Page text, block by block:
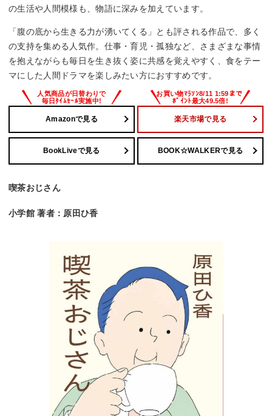
の生活や人間模様も、物語に深みを加えています。
「腹の底から生きる力が湧いてくる」とも評される作品で、多く
の支持を集める人気作。仕事・育児・孤独など、さまざまな事情
を抱えながらも毎日を生き抜く姿に共感を覚えやすく、食をテー
マにした人間ドラマを楽しみたい方におすすめです。
Amazonで見る 楽天市場で見る
BookLiveで見る BOOK☆WALKERで見る
喫茶おじさん
小学館 著者：原田ひ香